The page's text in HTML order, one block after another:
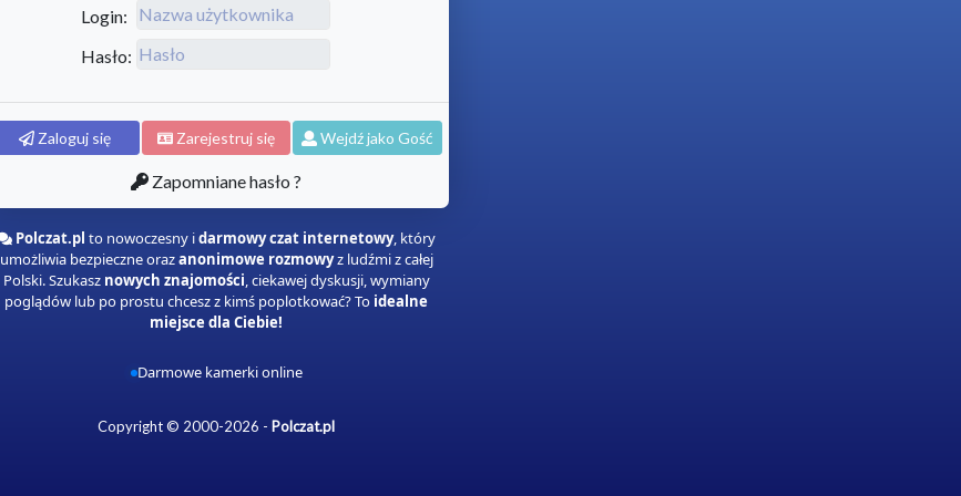
Login:
Hasło:
Zaloguj się Zarejestruj się Wejdź jako Gość
Zapomniane hasło ?
Polczat.pl to nowoczesny idarmowy czat internetowy, który
umożliwia bezpieczne orazanonimowe rozmowyz ludźmi z całej
Polski. Szukasz nowych znajomości, ciekawej dyskusji, wymiany
poglądów lub po prostu chcesz z kimś poplotkować? To idealne
miejsce dla Ciebie!
Darmowe kamerki online
Copyright © 2000-2026 - Polczat.pl